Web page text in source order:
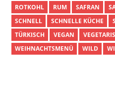
ROTKOHL
RUM SAFRAN
SCHNELL
SCHNELLE KÜCHE
TÜRKISCH
VEGAN
WEIHNACHTSMENÜ
WILD